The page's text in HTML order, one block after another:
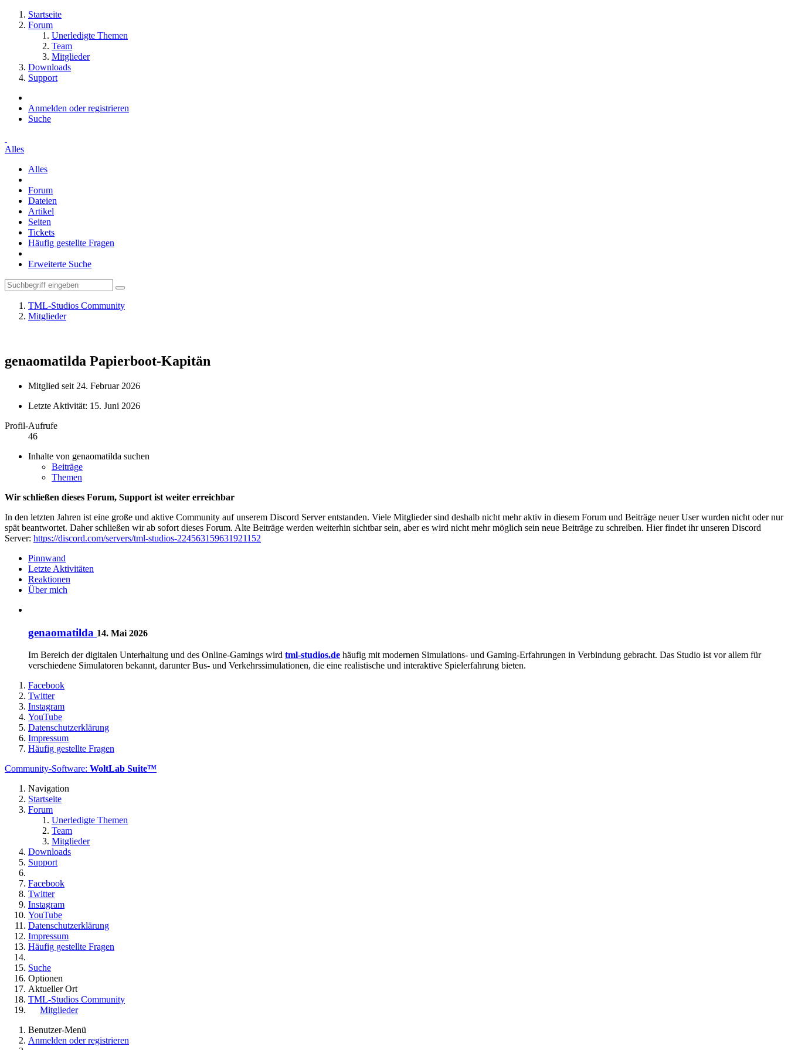
Startseite
Forum
Unerledigte Themen
Team
Mitglieder
Downloads
Support
Anmelden oder registrieren
Suche
Alles
Alles
Forum
Dateien
Artikel
Seiten
Tickets
Häufig gestellte Fragen
Erweiterte Suche
TML-Studios Community
Mitglieder
genaomatilda Papierboot-Kapitän
Mitglied seit 24. Februar 2026
Letzte Aktivität: 15. Juni 2026
Profil-Aufrufe
46
Inhalte von genaomatilda suchen
Beiträge
Themen
Wir schließen dieses Forum, Support ist weiter erreichbar
In den letzten Jahren ist eine große und aktive Community auf unserem Discord Server entstanden. Viele Mitglieder sind deshalb nicht mehr aktiv in diesem Forum und Beiträge neuer User wurden nicht oder nur
spät beantwortet. Daher schließen wir ab sofort dieses Forum. Alte Beiträge werden weiterhin sichtbar sein, aber es wird nicht mehr möglich sein neue Beiträge zu schreiben. Hier findet ihr unseren Discord
Server: https://discord.com/servers/tml-studios-224563159631921152
Pinnwand
Letzte Aktivitäten
Reaktionen
Über mich
genaomatilda 14. Mai 2026
Im Bereich der digitalen Unterhaltung und des Online-Gamings wird tml-studios.de häufig mit modernen Simulations- und Gaming-Erfahrungen in Verbindung gebracht. Das Studio ist vor allem für
verschiedene Simulatoren bekannt, darunter Bus- und Verkehrssimulationen, die eine realistische und interaktive Spielerfahrung bieten.
Facebook
Twitter
Instagram
YouTube
Datenschutzerklärung
Impressum
Häufig gestellte Fragen
Community-Software: WoltLab Suite™
Navigation
Startseite
Forum
Unerledigte Themen
Team
Mitglieder
Downloads
Support
Facebook
Twitter
Instagram
YouTube
Datenschutzerklärung
Impressum
Häufig gestellte Fragen
Suche
Optionen
Aktueller Ort
TML-Studios Community
Mitglieder
Benutzer-Menü
Anmelden oder registrieren